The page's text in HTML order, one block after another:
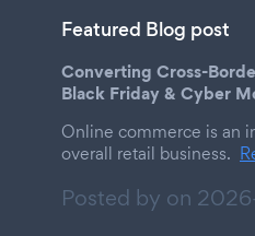
Featured Blog post
Converting Cross-
Black Friday & Cyber
Online commerce is an
overall retail business.
Posted by on